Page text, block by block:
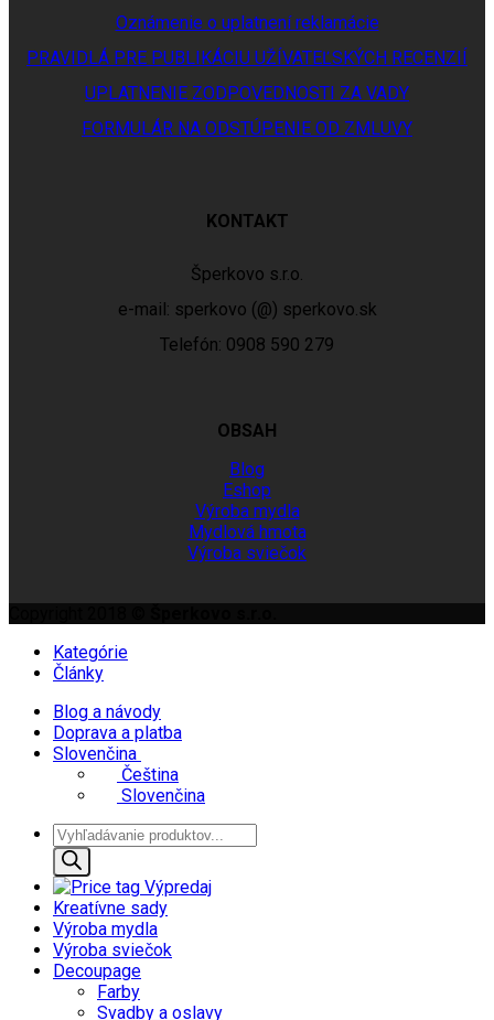
Oznámenie o uplatnení reklamácie
PRAVIDLÁ PRE PUBLIKÁCIU UŽÍVATEĽSKÝCH RECENZIÍ
UPLATNENIE ZODPOVEDNOSTI ZA VADY
FORMULÁR NA ODSTÚPENIE OD ZMLUVY
KONTAKT
Šperkovo s.r.o.
e-mail: sperkovo (@) sperkovo.sk
Telefón: 0908 590 279
OBSAH
Blog
Eshop
Výroba mydla
Mydlová hmota
Výroba sviečok
Kategórie
Články
Blog a návody
Doprava a platba
Slovenčina
Čeština
Slovenčina
Products
search
Výpredaj
Kreatívne sady
Výroba mydla
Výroba sviečok
Decoupage
Farby
Svadby a oslavy